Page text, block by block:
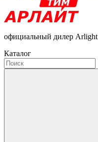
официальный дилер Arlight
Каталог